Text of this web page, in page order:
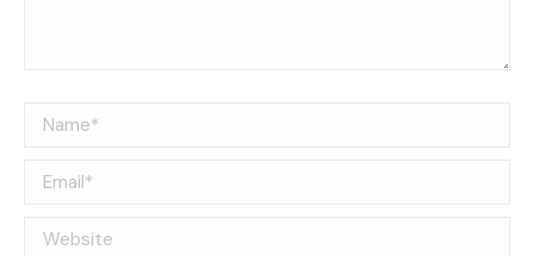
Name *
Email *
Website